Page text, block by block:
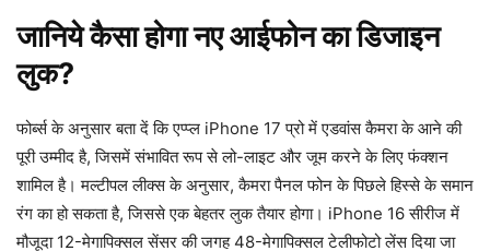
जानिये कैसा होगा नए आईफोन का डिजाइन
लुक?
फोर्ब्स के अनुसार बता दें कि एप्प्ल iPhone 17 प्रो में एडवांस कैमरा के आने की
पूरी उम्मीद है, जिसमें संभावित रूप से लो-लाइट और जूम करने के लिए फंक्शन
शामिल है। मल्टीपल लीक्स के अनुसार, कैमरा पैनल फोन के पिछले हिस्से के समान
रंग का हो सकता है, जिससे एक बेहतर लुक तैयार होगा। iPhone 16 सीरीज में
मौजूदा 12-मेगापिक्सल सेंसर की जगह 48-मेगापिक्सल टेलीफोटो लेंस दिया जा